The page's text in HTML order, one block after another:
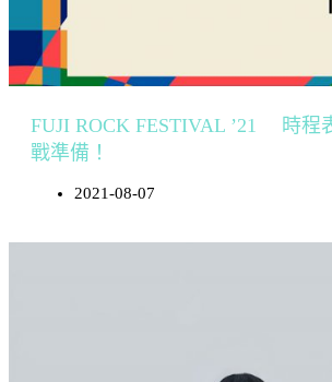
FUJI ROCK FESTIVAL ’21 時程
戰準備！
2021-08-07